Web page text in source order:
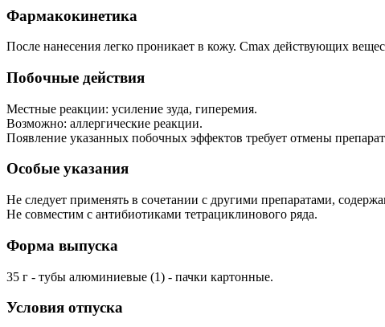
Фармакокинетика
После нанесения легко проникает в кожу. Cmax действующих
Побочные действия
Местные реакции: усиление зуда, гиперемия.
Возможно: аллергические реакции.
Появление указанных побочных эффектов требует отмены
Особые указания
Не следует применять в сочетании с другими препаратами,
Не совместим с антибиотиками тетрациклинового ряда.
Форма выпуска
35 г - тубы алюминиевые (1) - пачки картонные.
Условия отпуска